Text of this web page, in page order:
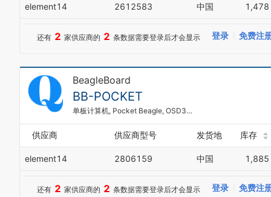
element14 2612583 中国 1,478
还有 2 家供应商的 2 条数据需要登录后才会显示 登录 免费注
BeagleBoard
BB-POCKET
单板计算机, Pocket Beagle, OSD3358 SoC, 非常紧凑的尺寸, 72个扩展引脚
供应商 供应商型号 发货地 库存
element14 2806159 中国 1,885
还有 2 家供应商的 2 条数据需要登录后才会显示 登录 免费注